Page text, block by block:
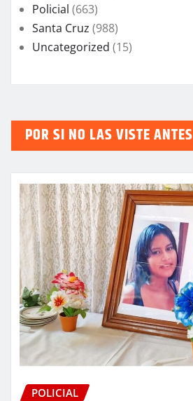
Policial (663)
Santa Cruz (988)
Uncategorized (15)
POR SI NO LAS VISTE ANTES
POLICIAL